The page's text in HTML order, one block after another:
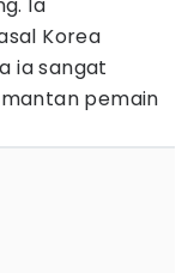
Korea
ia sangat
pemain